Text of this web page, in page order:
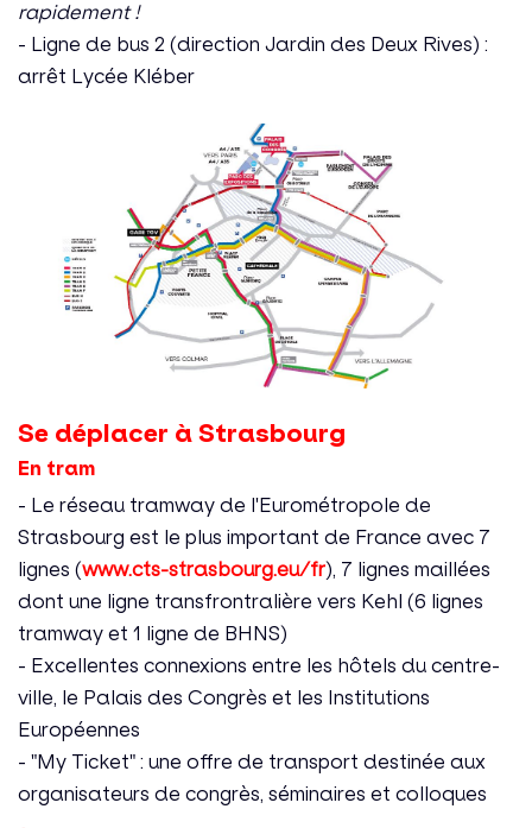
rapidement !
- Ligne de bus 2 (direction Jardin des Deux Rives) :
arrêt Lycée Kléber
Se déplacer à Strasbourg
En tram
- Le réseau tramway de l'Eurométropole de
Strasbourg est le plus important de France avec 7
lignes (www.cts-strasbourg.eu/fr), 7 lignes maillées
dont une ligne transfrontralière vers Kehl (6 lignes
tramway et 1 ligne de BHNS)
- Excellentes connexions entre les hôtels du centre-
ville, le Palais des Congrès et les Institutions
Européennes
- "My Ticket" : une offre de transport destinée aux
organisateurs de congrès, séminaires et colloques